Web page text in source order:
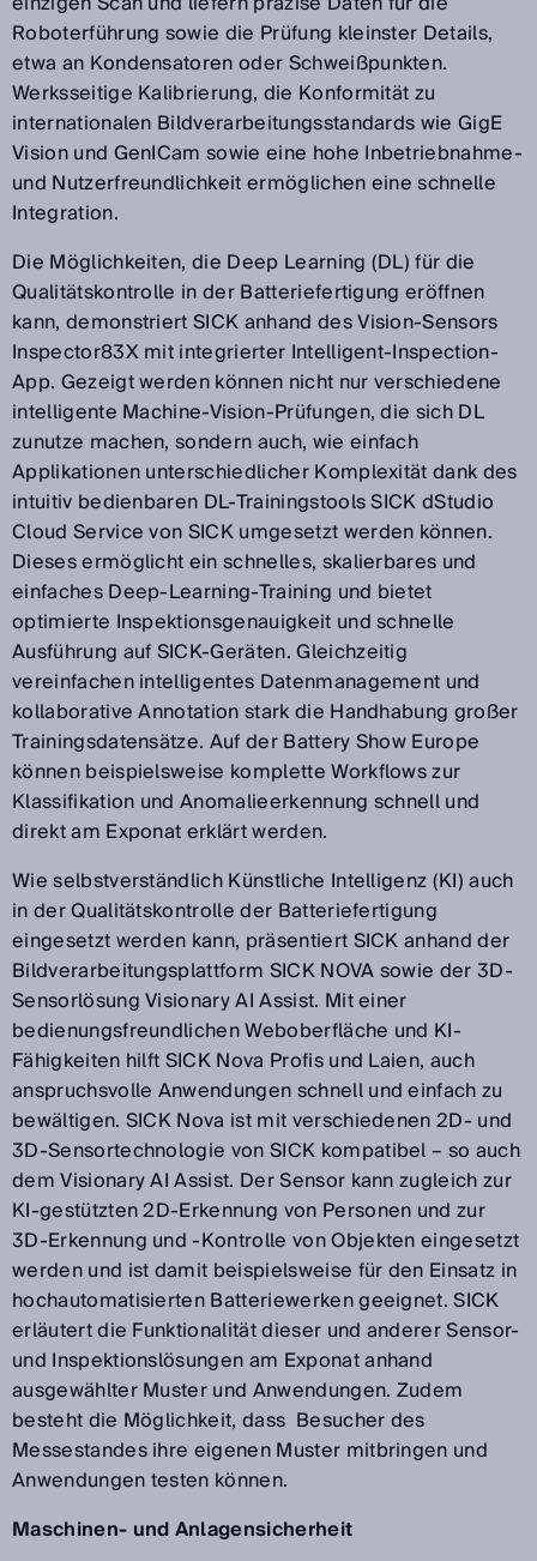
Roboterführung sowie die Prüfung kleinster Details,
etwa an Kondensatoren oder Schweißpunkten.
Werksseitige Kalibrierung, die Konformität zu
internationalen Bildverarbeitungsstandards wie GigE
Vision und GenICam sowie eine hohe Inbetriebnahme-
und Nutzerfreundlichkeit ermöglichen eine schnelle
Integration.
Die Möglichkeiten, die Deep Learning (DL) für die
Qualitätskontrolle in der Batteriefertigung eröffnen
kann, demonstriert SICK anhand des Vision-Sensors
Inspector83X mit integrierter Intelligent-Inspection-
App. Gezeigt werden können nicht nur verschiedene
intelligente Machine-Vision-Prüfungen, die sich DL
zunutze machen, sondern auch, wie einfach
Applikationen unterschiedlicher Komplexität dank des
intuitiv bedienbaren DL-Trainingstools SICK dStudio
Cloud Service von SICK umgesetzt werden können.
Dieses ermöglicht ein schnelles, skalierbares und
einfaches Deep-Learning-Training und bietet
optimierte Inspektionsgenauigkeit und schnelle
Ausführung auf SICK-Geräten. Gleichzeitig
vereinfachen intelligentes Datenmanagement und
kollaborative Annotation stark die Handhabung großer
Trainingsdatensätze. Auf der Battery Show Europe
können beispielsweise komplette Workflows zur
Klassifikation und Anomalieerkennung schnell und
direkt am Exponat erklärt werden.
Wie selbstverständlich Künstliche Intelligenz (KI) auch
in der Qualitätskontrolle der Batteriefertigung
eingesetzt werden kann, präsentiert SICK anhand der
Bildverarbeitungsplattform SICK NOVA sowie der 3D-
Sensorlösung Visionary AI Assist. Mit einer
bedienungsfreundlichen Weboberfläche und KI-
Fähigkeiten hilft SICK Nova Profis und Laien, auch
anspruchsvolle Anwendungen schnell und einfach zu
bewältigen. SICK Nova ist mit verschiedenen 2D- und
3D-Sensortechnologie von SICK kompatibel – so auch
dem Visionary AI Assist. Der Sensor kann zugleich zur
KI-gestützten 2D-Erkennung von Personen und zur
3D-Erkennung und -Kontrolle von Objekten eingesetzt
werden und ist damit beispielsweise für den Einsatz in
hochautomatisierten Batteriewerken geeignet. SICK
erläutert die Funktionalität dieser und anderer Sensor-
und Inspektionslösungen am Exponat anhand
ausgewählter Muster und Anwendungen. Zudem
besteht die Möglichkeit, dass Besucher des
Messestandes ihre eigenen Muster mitbringen und
Anwendungen testen können.
Maschinen- und Anlagensicherheit